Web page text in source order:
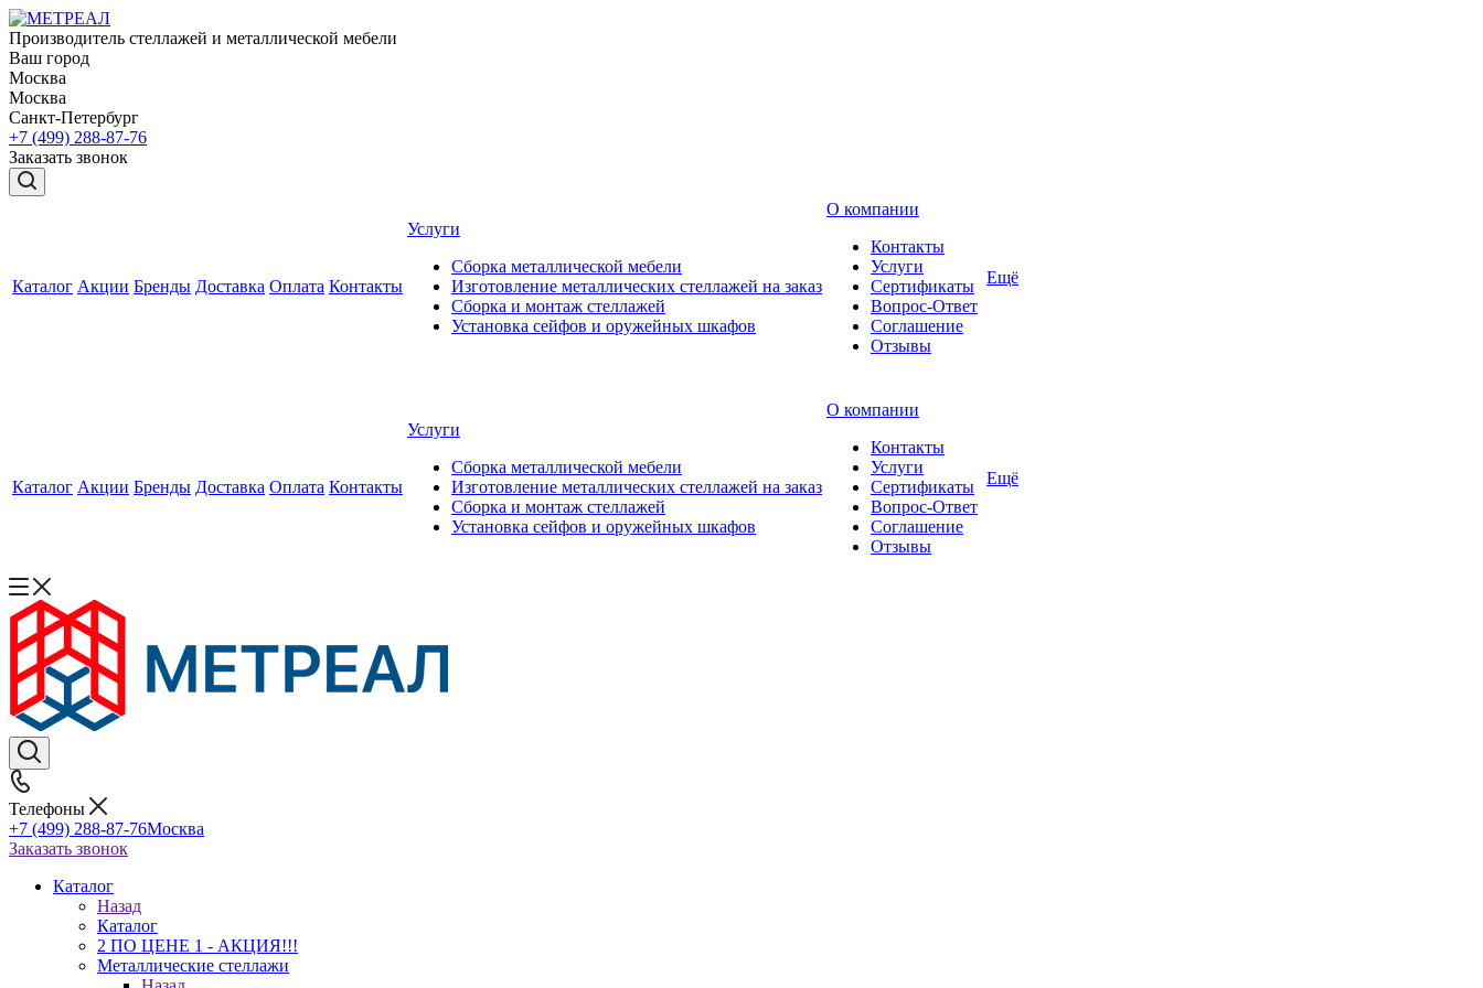
Производитель стеллажей и металлической мебели
Ваш город
Москва
Москва
Санкт-Петербург
+7 (499) 288-87-76
Заказать звонок
Каталог Акции Бренды Доставка Оплата Контакты
Услуги
Сборка металлической мебели
Изготовление металлических стеллажей на заказ
Сборка и монтаж стеллажей
Установка сейфов и оружейных шкафов
О компании
Контакты
Услуги
Сертификаты
Вопрос-Ответ
Соглашение
Отзывы
Ещё
Каталог Акции Бренды Доставка Оплата Контакты
Услуги
Сборка металлической мебели
Изготовление металлических стеллажей на заказ
Сборка и монтаж стеллажей
Установка сейфов и оружейных шкафов
О компании
Контакты
Услуги
Сертификаты
Вопрос-Ответ
Соглашение
Отзывы
Ещё
Телефоны
+7 (499) 288-87-76Москва
Заказать звонок
Каталог
Назад
Каталог
2 ПО ЦЕНЕ 1 - АКЦИЯ!!!
Металлические стеллажи